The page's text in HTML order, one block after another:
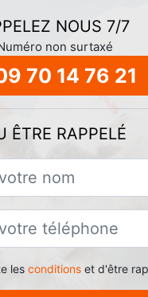
NOUS 7/7
non surtaxé
70 14 76 21
ÊTRE RAPPELÉ
les conditionset d'être